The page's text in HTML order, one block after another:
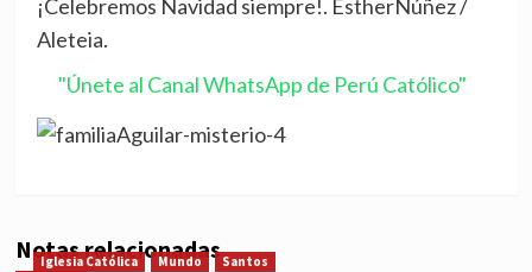
¡Celebremos Navidad siempre!. EstherNúñez /
Aleteia.
"Únete al Canal WhatsApp de Perú Católico"
Notas relacionadas
Iglesia Católica Mundo Santos